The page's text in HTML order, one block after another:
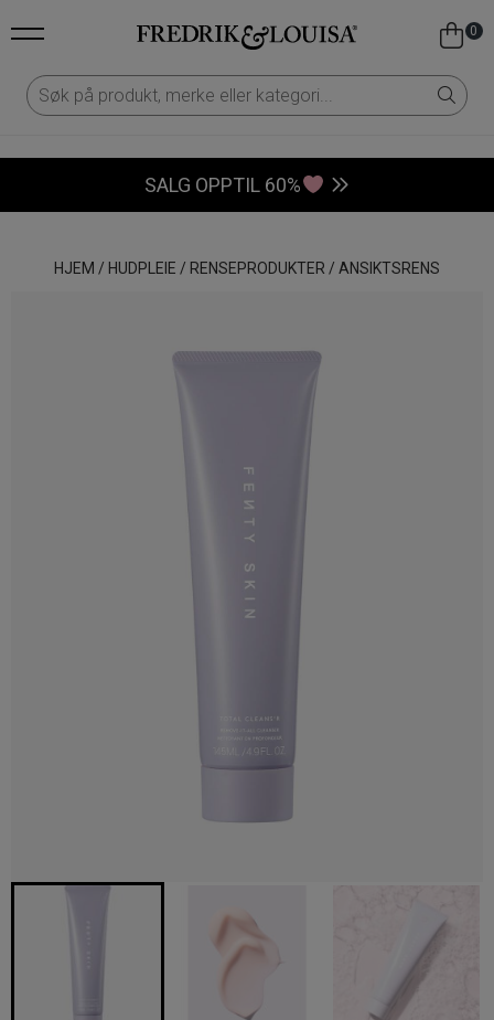
0
SALG OPPTIL 60%
HJEM / HUDPLEIE / RENSEPRODUKTER / ANSIKTSRENS